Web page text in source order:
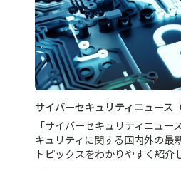
サイバーセキュリティニュース
「サイバーセキュリティニュー
キュリティに関する国内外の最
トピックスをわかりやすく紹介